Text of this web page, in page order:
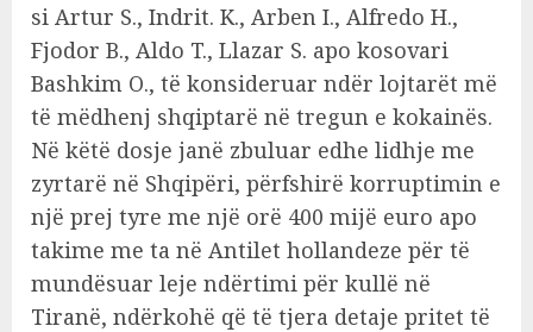
si Artur S., Indrit. K., Arben I., Alfredo H.,
Fjodor B., Aldo T., Llazar S. apo kosovari
Bashkim O., të konsideruar ndër lojtarët më
të mëdhenj shqiptarë në tregun e kokainës.
Në këtë dosje janë zbuluar edhe lidhje me
zyrtarë në Shqipëri, përfshirë korruptimin e
një prej tyre me një orë 400 mijë euro apo
takime me ta në Antilet hollandeze për të
mundësuar leje ndërtimi për kullë në
Tiranë, ndërkohë që të tjera detaje pritet të